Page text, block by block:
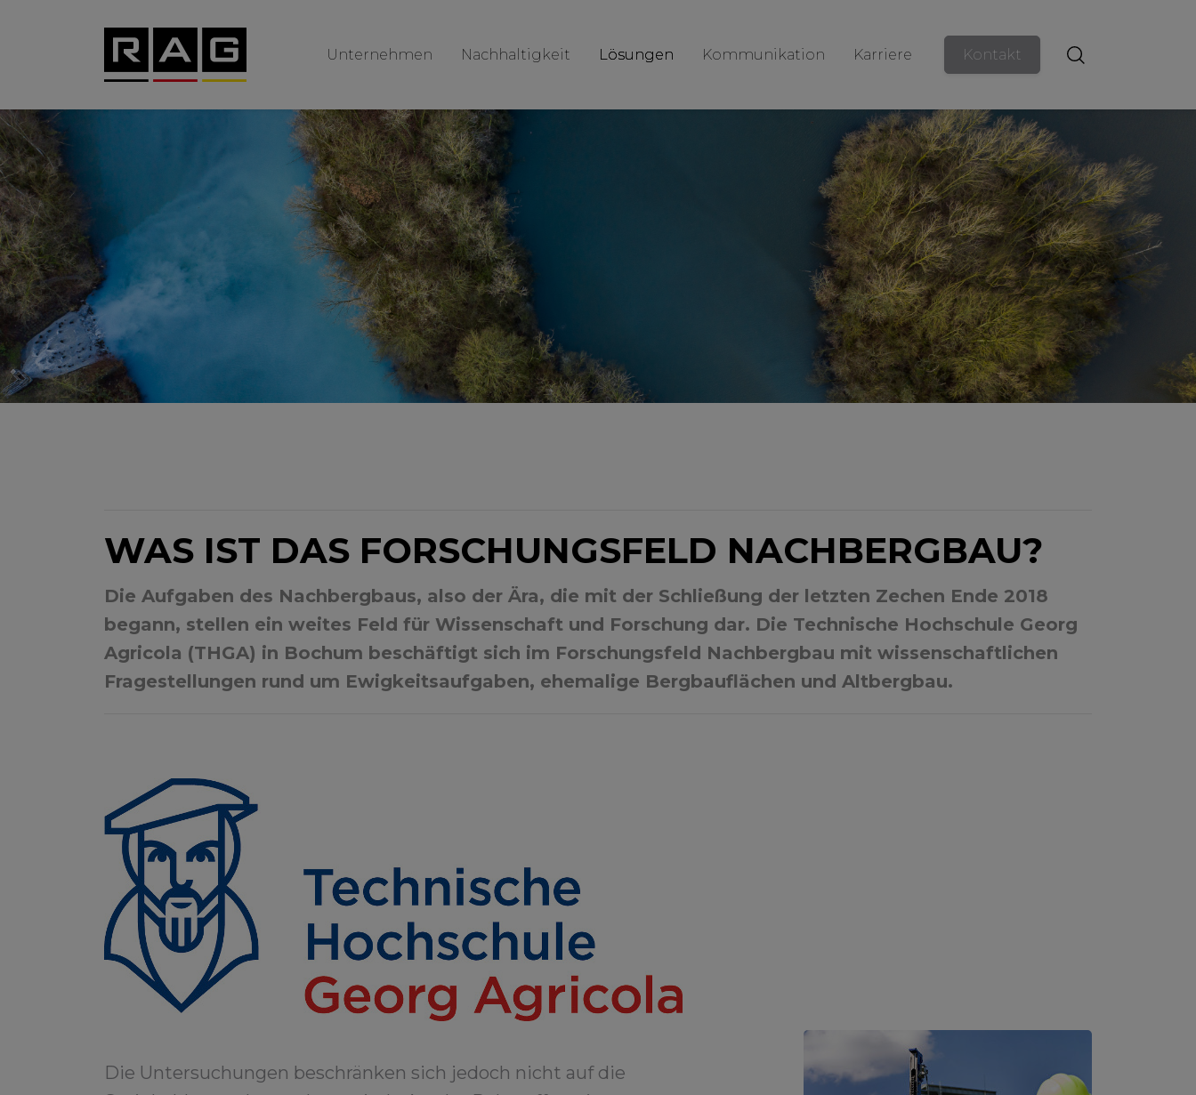
Unternehmen Nachhaltigkeit Lösungen Kommunikation Karriere Kontakt
WAS IST DAS FORSCHUNGSFELD NACHBERGBAU?
Die Aufgaben des Nachbergbaus, also der Ära, die mit der Schließung der letzten Zechen Ende 2018
begann, stellen ein weites Feld für Wissenschaft und Forschung dar. Die Technische Hochschule Georg
Agricola (THGA) in Bochum beschäftigt sich im Forschungsfeld Nachbergbau mit wissenschaftlichen
Fragestellungen rund um Ewigkeitsaufgaben, ehemalige Bergbauflächen und Altbergbau.
Die Untersuchungen beschränken sich jedoch nicht auf die